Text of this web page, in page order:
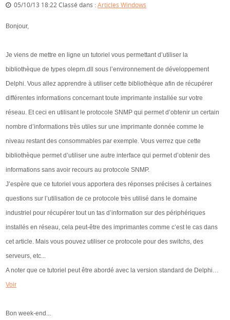
05/10/13 18:22 Classé dans :Articles Windows
Bonjour,
Je viens de mettre en ligne un tutoriel vous permettant d’utiliser la
bibliothèque de types oleprn.dll sous l’environnement de développement
Delphi. Vous allez apprendre à utiliser cette bibliothèque afin de récupérer
différentes informations concernant toute imprimante installée sur votre
réseau. Et ceci en utilisant le protocole SNMP qui permet d’obtenir un certain
nombre d’informations très utiles sur une imprimante donnée comme le
niveau restant des consommables par exemple. Vous verrez que cette
bibliothèque permet d’utiliser une autre interface qui permet d’obtenir des
informations sans avoir recours au protocole SNMP.
J’espère que ce tutoriel vous apportera des réponses précises à certaines
questions sur l’utilisation de ce protocole très utilisé dans le domaine
industriel pour récupérer tout un tas d’information sur des périphériques
installés en réseau, cela peut-être des imprimantes comme c’est le cas dans
cet article. Mais vous pouvez utiliser ce protocole pour des switchs, des
serveurs, etc...
A noter que ce tutoriel peut être abordé avec la version standard de Delphi…
Voir
Bon week-end...